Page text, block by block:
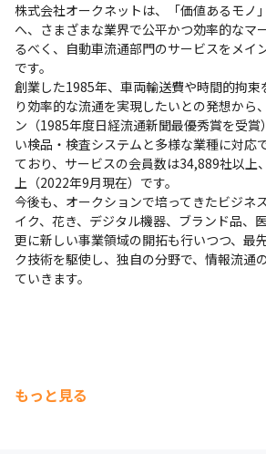
株式会社オークネットは、「価値あるモノ
へ、さまざまな業界で公平かつ効率的なマ
るべく、自動車流通部門のサービスをメイ
です。
創業した1985年、車両輸送費や時間的拘束
り効率的な流通を実現したいとの発想から
ン（1985年度日経流通新聞最優秀賞を受
い検品・検査システムと多様な業種に対応
ており、サービスの会員数は34,889社以上
上（2022年9月現在）です。
今後も、オークションで培ってきたビジネ
イク、花き、デジタル機器、ブランド品、
更に新しい事業領域の開拓も行いつつ、最
ク技術を駆使し、独自の分野で、情報流通
ていきます。
もっと見る